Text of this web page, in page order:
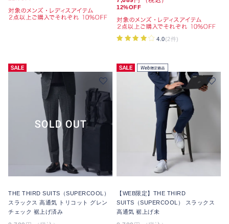
12%OFF
4.0(2件)
THE THIRD SUITS（SUPERCOOL）
スラックス 高通気 トリコット グレン
チェック 裾上げ済み
【WEB限定】THE THIRD
SUITS（SUPERCOOL） スラックス
高通気 裾上げ未